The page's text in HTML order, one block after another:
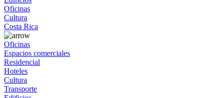
Oficinas
Cultura
Costa Rica
Oficinas
Espacios comerciales
Residencial
Hoteles
Cultura
Transporte